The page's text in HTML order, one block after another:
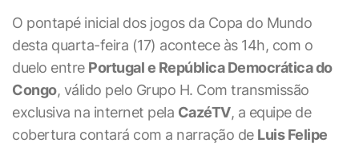
O pontapé inicial dos jogos da Copa do Mundo
desta quarta-feira (17) acontece às 14h, com o
duelo entre Portugal e República Democrática do
Congo, válido pelo Grupo H. Com transmissão
exclusiva na internet pela CazéTV, a equipe de
cobertura contará com a narração de Luis Felipe